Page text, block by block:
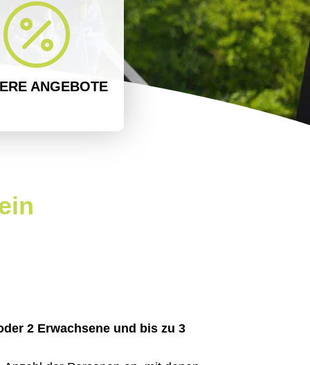

ANGEBOTE
2 Erwachsene und bis zu 3